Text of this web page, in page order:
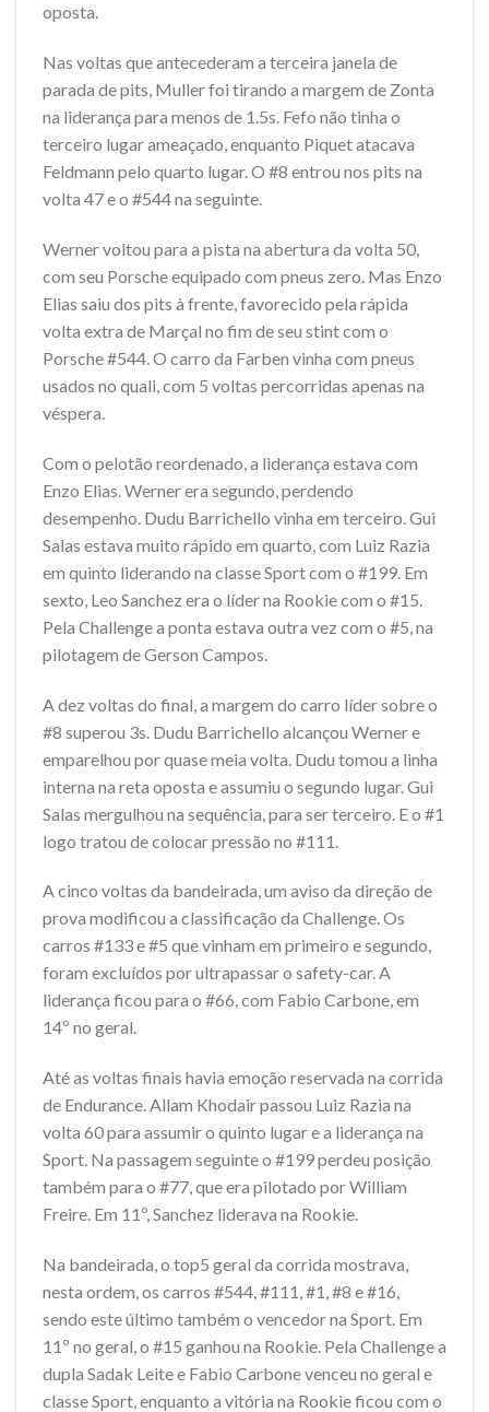
oposta.
Nas voltas que antecederam a terceira janela de
parada de pits, Muller foi tirando a margem de Zonta
na liderança para menos de 1.5s. Fefo não tinha o
terceiro lugar ameaçado, enquanto Piquet atacava
Feldmann pelo quarto lugar. O #8 entrou nos pits na
volta 47 e o #544 na seguinte.
Werner voltou para a pista na abertura da volta 50,
com seu Porsche equipado com pneus zero. Mas Enzo
Elias saiu dos pits à frente, favorecido pela rápida
volta extra de Marçal no fim de seu stint com o
Porsche #544. O carro da Farben vinha com pneus
usados no quali, com 5 voltas percorridas apenas na
véspera.
Com o pelotão reordenado, a liderança estava com
Enzo Elias. Werner era segundo, perdendo
desempenho. Dudu Barrichello vinha em terceiro. Gui
Salas estava muito rápido em quarto, com Luiz Razia
em quinto liderando na classe Sport com o #199. Em
sexto, Leo Sanchez era o líder na Rookie com o #15.
Pela Challenge a ponta estava outra vez com o #5, na
pilotagem de Gerson Campos.
A dez voltas do final, a margem do carro líder sobre o
#8 superou 3s. Dudu Barrichello alcançou Werner e
emparelhou por quase meia volta. Dudu tomou a linha
interna na reta oposta e assumiu o segundo lugar. Gui
Salas mergulhou na sequência, para ser terceiro. E o #1
logo tratou de colocar pressão no #111.
A cinco voltas da bandeirada, um aviso da direção de
prova modificou a classificação da Challenge. Os
carros #133 e #5 que vinham em primeiro e segundo,
foram excluídos por ultrapassar o safety-car. A
liderança ficou para o #66, com Fabio Carbone, em
14º no geral.
Até as voltas finais havia emoção reservada na corrida
de Endurance. Allam Khodair passou Luiz Razia na
volta 60 para assumir o quinto lugar e a liderança na
Sport. Na passagem seguinte o #199 perdeu posição
também para o #77, que era pilotado por William
Freire. Em 11º, Sanchez liderava na Rookie.
Na bandeirada, o top5 geral da corrida mostrava,
nesta ordem, os carros #544, #111, #1, #8 e #16,
sendo este último também o vencedor na Sport. Em
11º no geral, o #15 ganhou na Rookie. Pela Challenge a
dupla Sadak Leite e Fabio Carbone venceu no geral e
classe Sport, enquanto a vitória na Rookie ficou com o